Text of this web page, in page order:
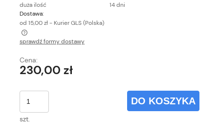
duża ilość
14 dni
Dostawa:
od 15,00 zł- Kurier GLS(Polska)
Cena nie zawiera ewentualnych kosztów płatności
sprawdź formy dostawy
Cena:
230,00 zł
szt.
DO KOSZYKA